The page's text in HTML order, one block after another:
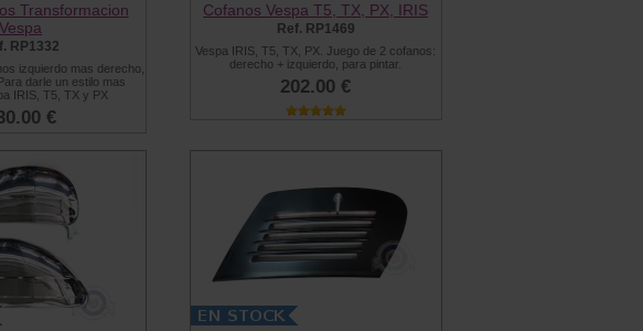
Transformacion
Vespa
RP1332
izquierdo mas derecho,
darle un estilo mas
IRIS, T5, TX y PX
€
Cofanos Vespa T5, TX, PX, IRIS
Ref. RP1469
Vespa IRIS, T5, TX, PX. Juego de 2 cofanos:
derecho + izquierdo, para pintar.
202.00 €